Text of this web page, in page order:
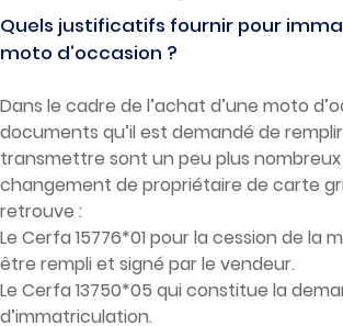
Quels justificatifs fournir pour
moto d’occasion ?
Dans le cadre de l’achat d’une moto
documents qu’il est demandé de
transmettre sont un peu plus nombreux
changement de propriétaire de carte
retrouve :
Le Cerfa 15776*01 pour la cession de la
être rempli et signé par le vendeur.
Le Cerfa 13750*05 qui constitue la
d’immatriculation.